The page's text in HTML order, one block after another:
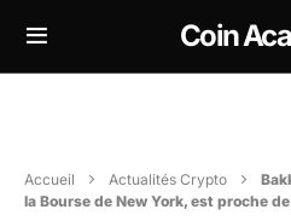
Coin
Accueil Actualités Crypto
la Bourse de New York, est proche